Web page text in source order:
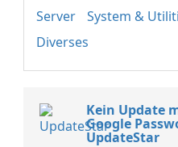
Server
System &
Diverses
Kein Update
Google
UpdateStar